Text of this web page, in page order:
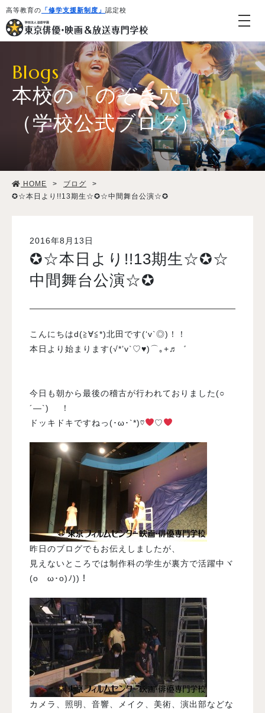
高等教育の 「修学支援新制度」 認定校
学校紹介・教育システム
専攻・コース紹介
就職・デビュー
学校情報
訪問者別メニュー
Blogs
本校の「のぞき穴」
（学校公式ブログ）
HOME > ブログ
>
✪☆本日より!!13期生☆✪☆中間舞台公演☆✪
2016年8月13日
✪☆本日より!!13期生☆✪☆
中間舞台公演☆✪
こんにちはd(≧∀≦*)北田です(‘v`◎)！！
本日より始まります(√*’v`♡♥)⌒｡+♬゛
今日も朝から最後の稽古が行われておりました(○
´―`)ゞ ！
ドッキドキですねっ(･ω･`*)♡
♡
昨日のブログでもお伝えしましたが、
見えないところでは制作科の学生が裏方で活躍中ヾ
(oゝω･o)ﾉ))！
カメラ、照明、音響、メイク、美術、演出部などな